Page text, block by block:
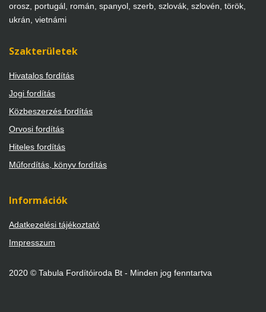
orosz, portugál, román, spanyol, szerb, szlovák, szlovén, török,
ukrán, vietnámi
Szakterületek
Hivatalos fordítás
Jogi fordítás
Közbeszerzés fordítás
Orvosi fordítás
Hiteles fordítás
Műfordítás, könyv fordítás
Információk
Adatkezelési tájékoztató
Impresszum
2020 © Tabula Fordítóiroda Bt - Minden jog fenntartva